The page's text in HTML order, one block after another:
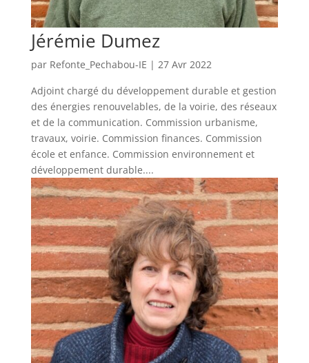
Jérémie Dumez
par Refonte_Pechabou-IE | 27 Avr 2022
Adjoint chargé du développement durable et gestion
des énergies renouvelables, de la voirie, des réseaux
et de la communication. Commission urbanisme,
travaux, voirie. Commission finances. Commission
école et enfance. Commission environnement et
développement durable....